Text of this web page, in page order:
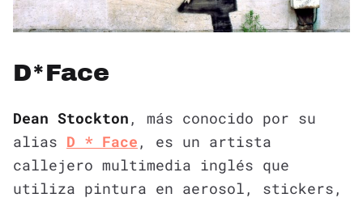
D*Face
Dean Stockton , más conocido por su
alias D * Face , es un artista
callejero multimedia inglés que
utiliza pintura en aerosol, stickers,